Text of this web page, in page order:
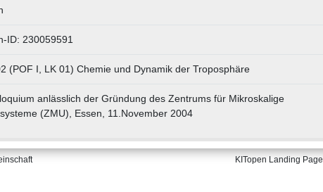
ID: 230059591
(POF I, LK 01) Chemie und Dynamik der Troposphäre
anlässlich der Gründung des Zentrums für Mikroskalige
(ZMU), Essen, 11.November 2004
KITopen Landing Page